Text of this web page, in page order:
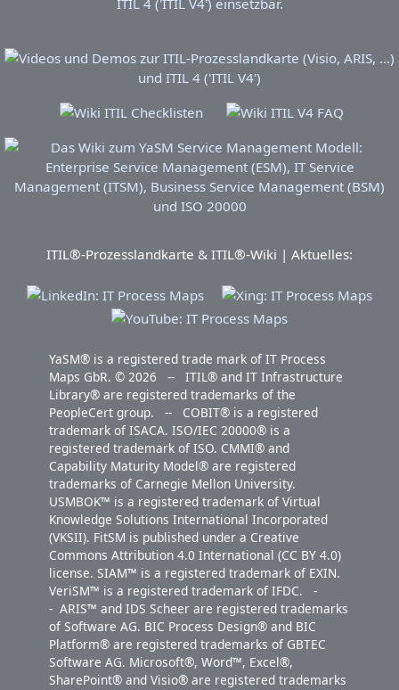
ITIL®-Prozesslandkarte & ITIL®-Wiki | Aktuelles:
YaSM® is a registered trade mark of IT Process
Maps GbR. © 2026 -- ITIL® and IT Infrastructure
Library® are registered trademarks of the
PeopleCert group. -- COBIT® is a registered
trademark of ISACA. ISO/IEC 20000® is a
registered trademark of ISO. CMMI® and
Capability Maturity Model® are registered
trademarks of Carnegie Mellon University.
USMBOK™ is a registered trademark of Virtual
Knowledge Solutions International Incorporated
(VKSII). FitSM is published under a Creative
Commons Attribution 4.0 International (CC BY 4.0)
license. SIAM™ is a registered trademark of EXIN.
VeriSM™ is a registered trademark of IFDC. -
- ARIS™ and IDS Scheer are registered trademarks
of Software AG. BIC Process Design® and BIC
Platform® are registered trademarks of GBTEC
Software AG. Microsoft®, Word™, Excel®,
SharePoint® and Visio® are registered trademarks